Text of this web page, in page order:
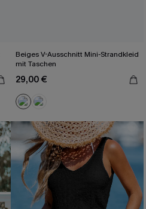
Beiges V-Ausschnitt Mini-Strandkleid
mit Taschen
29,00 €